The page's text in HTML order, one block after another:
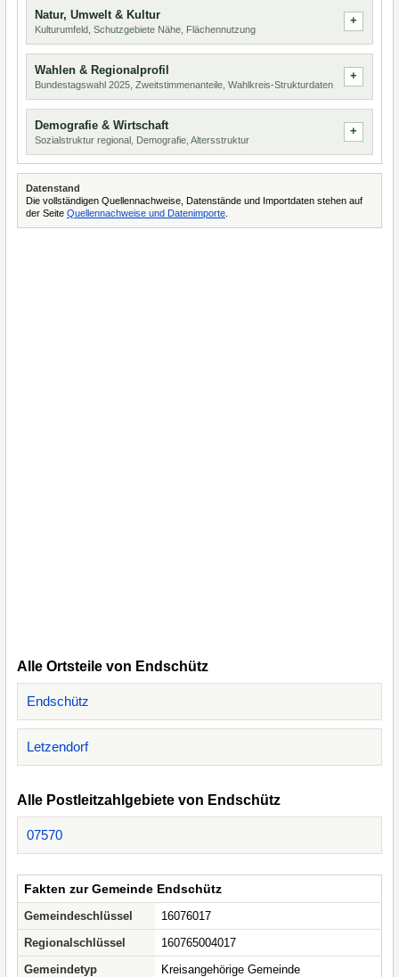
Natur, Umwelt & Kultur
Kulturumfeld, Schutzgebiete Nähe, Flächennutzung
Wahlen & Regionalprofil
Bundestagswahl 2025, Zweitstimmenanteile, Wahlkreis-Strukturdaten
Demografie & Wirtschaft
Sozialstruktur regional, Demografie, Altersstruktur
Datenstand
Die vollständigen Quellennachweise, Datenstände und Importdaten stehen auf
der Seite Quellennachweise und Datenimporte
Alle Ortsteile von Endschütz
Endschütz
Letzendorf
Alle Postleitzahlgebiete von Endschütz
07570
Fakten zur Gemeinde Endschütz
Gemeindeschlüssel
16076017
Regionalschlüssel
160765004017
Gemeindetyp
Kreisangehörige Gemeinde